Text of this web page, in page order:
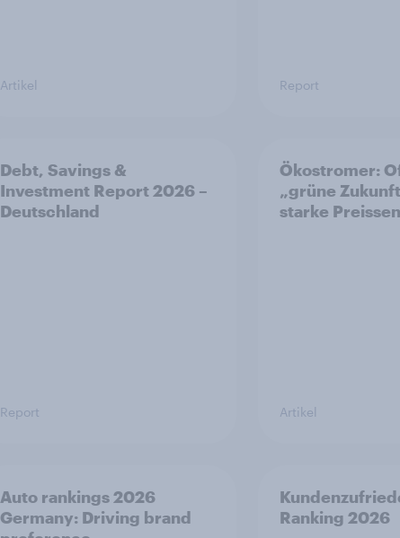
Artikel Report
Debt, Savings &
Investment Report 2026 –
Deutschland
Report
Ökostromer:
„grüne
starke
Artikel
Auto rankings 2026
Germany: Driving brand
Ranking 2026